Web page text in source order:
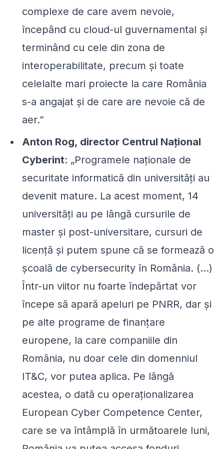
complexe de care avem nevoie,
începând cu cloud-ul guvernamental și
terminând cu cele din zona de
interoperabilitate, precum și toate
celelalte mari proiecte la care România
s-a angajat și de care are nevoie că de
aer.”
Anton Rog, director Centrul Național
Cyberint: „Programele naționale de
securitate informatică din universități au
devenit mature. La acest moment, 14
universități au pe lângă cursurile de
master și post-universitare, cursuri de
licență și putem spune că se formează o
școală de cybersecurity în România. (…)
Într-un viitor nu foarte îndepărtat vor
începe să apară apeluri pe PNRR, dar și
pe alte programe de finanțare
europene, la care companiile din
România, nu doar cele din domenniul
IT&C, vor putea aplica. Pe lângă
acestea, o dată cu operaționalizarea
European Cyber Competence Center,
care se va întâmplă în următoarele luni,